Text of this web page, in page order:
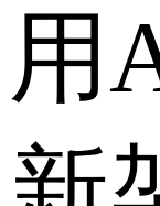
用